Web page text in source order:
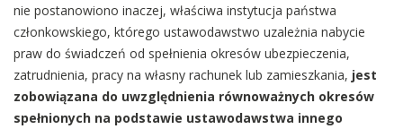
nie postanowiono inaczej, właściwa instytucja państwa
członkowskiego, którego ustawodawstwo uzależnia nabycie
praw do świadczeń od spełnienia okresów ubezpieczenia,
zatrudnienia, pracy na własny rachunek lub zamieszkania, jest
zobowiązana do uwzględnienia równoważnych okresów
spełnionych na podstawie ustawodawstwa innego